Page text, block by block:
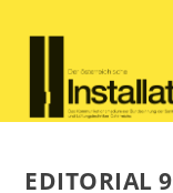
EDITORIAL